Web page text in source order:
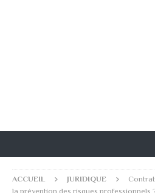
ACCUEIL JURIDIQUE
la prévention des risques professionnels